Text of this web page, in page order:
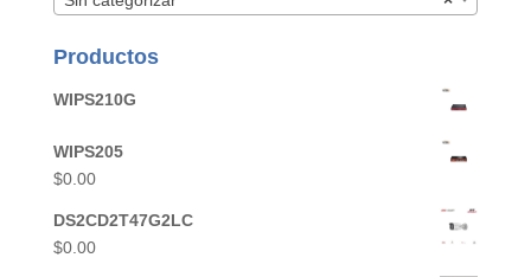
Productos
WIPS210G
WIPS205
$0.00
DS2CD2T47G2LC
$0.00